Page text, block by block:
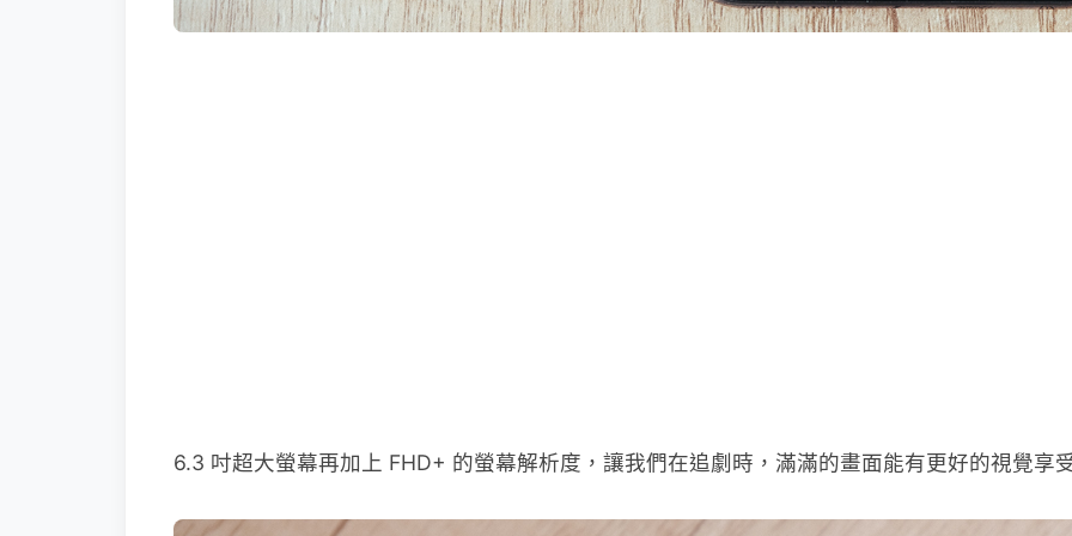
6.3 吋超大螢幕再加上 FHD+ 的螢幕解析度，讓我們在追劇時，滿滿的畫面能有更好的視覺享